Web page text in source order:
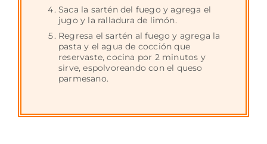
Saca la sartén del fuego y agrega el
jugo y la ralladura de limón.
Regresa el sartén al fuego y agrega la
pasta y el agua de cocción que
reservaste, cocina por 2 minutos y
sirve, espolvoreando con el queso
parmesano.